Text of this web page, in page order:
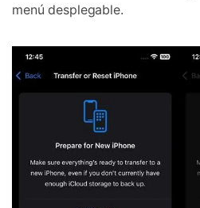
menú desplegable.